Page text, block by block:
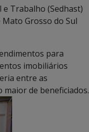
e Trabalho (Sedhast)
Grosso do Sul
para
imobiliários
entre as
de beneficiados.